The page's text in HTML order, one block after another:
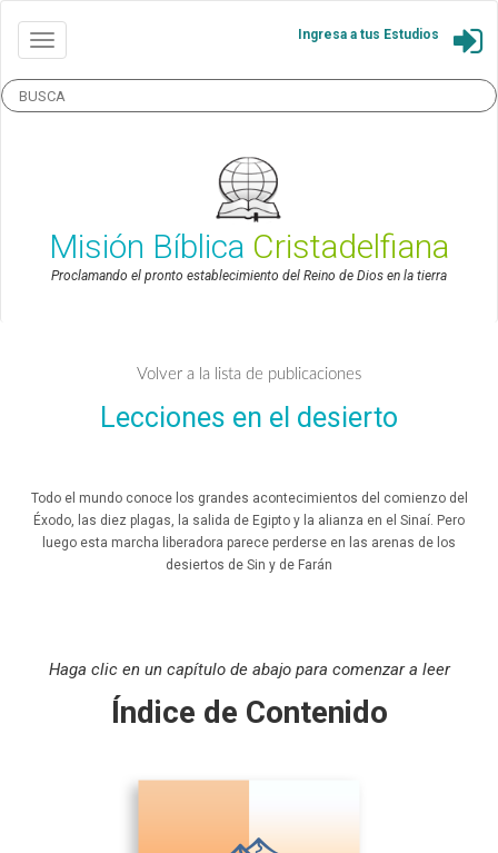
Ingresa a tus Estudios
Misión Bíblica Cristadelfiana
Proclamando el pronto establecimiento del Reino de Dios en la tierra
Volver a la lista de publicaciones
Lecciones en el desierto
Todo el mundo conoce los grandes acontecimientos del comienzo del
Éxodo, las diez plagas, la salida de Egipto y la alianza en el Sinaí. Pero
luego esta marcha liberadora parece perderse en las arenas de los
desiertos de Sin y de Farán
Haga clic en un capítulo de abajo para comenzar a leer
Índice de Contenido